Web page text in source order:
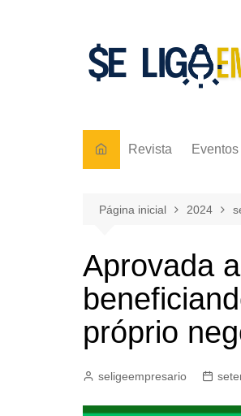
Revista Eventos
Página inicial 2024
Aprovada
próprio
seligeempresario